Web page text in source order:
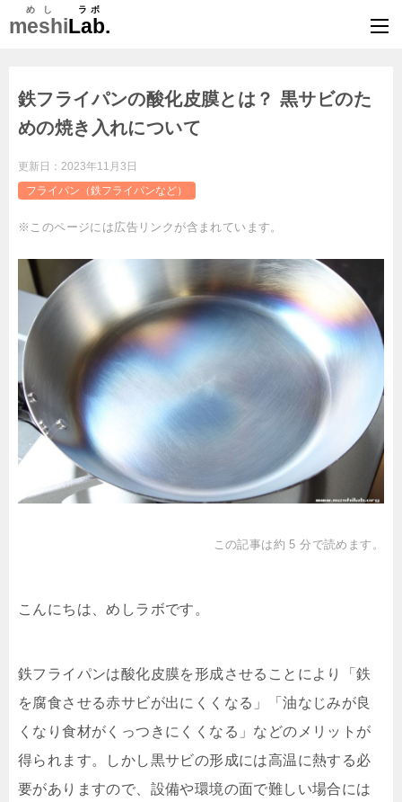
meshi
めし
Lab.
ラボ
鉄フライパンの酸化皮膜とは？ 黒サビのた
めの焼き入れについて
更新日： 2023年11月3日
フライパン（鉄フライパンなど）
※このページには広告リンクが含まれています。
この記事は約 5 分で読めます。
こんにちは、めしラボです。
鉄フライパンは酸化皮膜を形成させることにより「鉄
を腐食させる赤サビが出にくくなる」「油なじみが良
くなり食材がくっつきにくくなる」などのメリットが
得られます。しかし黒サビの形成には高温に熱する必
要がありますので、設備や環境の面で難しい場合には